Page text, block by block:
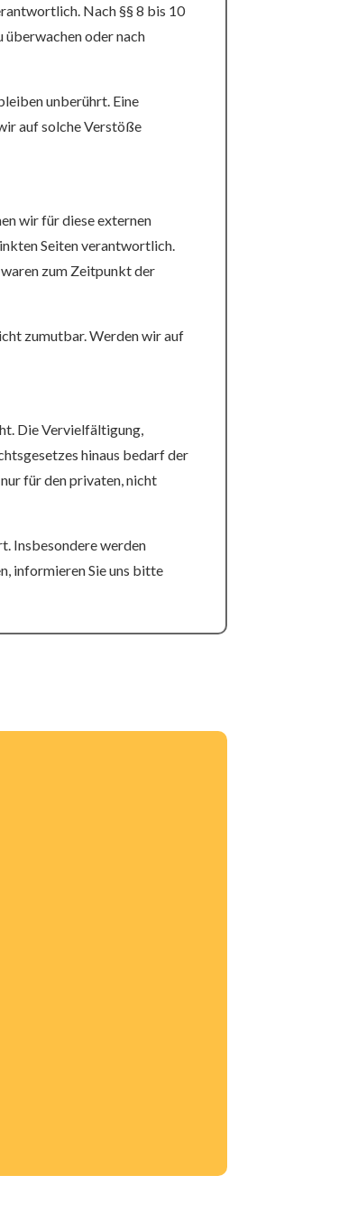
Nach §§ 8 bis 10
oder nach
unberührt. Eine
auf solche Verstöße
wir für diese externen
Seiten verantwortlich.
zum Zeitpunkt der
zumutbar. Werden wir auf
Die Vervielfältigung,
hinaus bedarf der
für den privaten, nicht
Insbesondere werden
informieren Sie uns bitte